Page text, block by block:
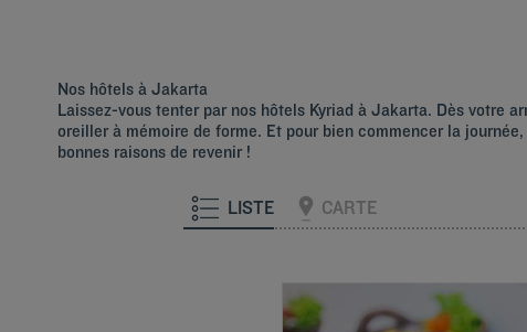
Nos hôtels à Jakarta
Laissez-vous tenter par nos hôtels Kyriad à Jakarta. Dès votre
oreiller à mémoire de forme. Et pour bien commencer la
bonnes raisons de revenir !
LISTE CARTE